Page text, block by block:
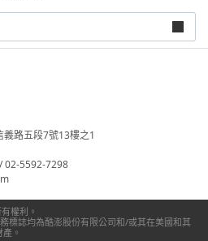
路五段7號13樓之1
02-5592-7298
權利。
標誌均為酷澎股份有限公司和/或其在美國和其
。